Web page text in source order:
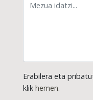
Erabilera eta
klik hemen.